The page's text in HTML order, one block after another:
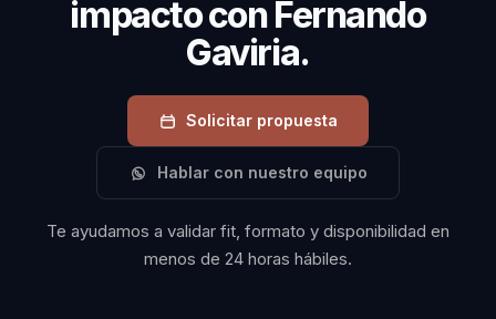
impacto con Fernando
Gaviria.
Solicitar propuesta
Hablar con nuestro equipo
Te ayudamos a validar fit, formato y disponibilidad en
menos de 24 horas hábiles.